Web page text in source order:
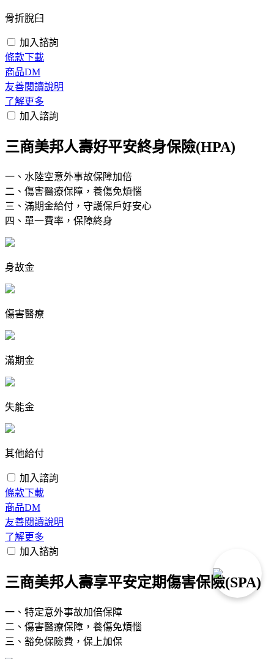
骨折脫臼
加入諮詢
條款下載
商品DM
友善閱讀說明
了解更多
加入諮詢
三商美邦人壽好平安終身保險(HPA)
一、水陸空意外事故保障加倍
二、​傷害醫療保障，養傷免煩惱
三、滿期金給付，守護保戶好安心
四、單一費率，保障終身
身故金
傷害醫療
滿期金
失能金
其他給付
加入諮詢
條款下載
商品DM
友善閱讀說明
了解更多
加入諮詢
三商美邦人壽享平安定期傷害保險(SPA)
一、特定意外事故加倍保障
二、傷害醫療保障，養傷免煩惱
三、豁免保險費，保上加保